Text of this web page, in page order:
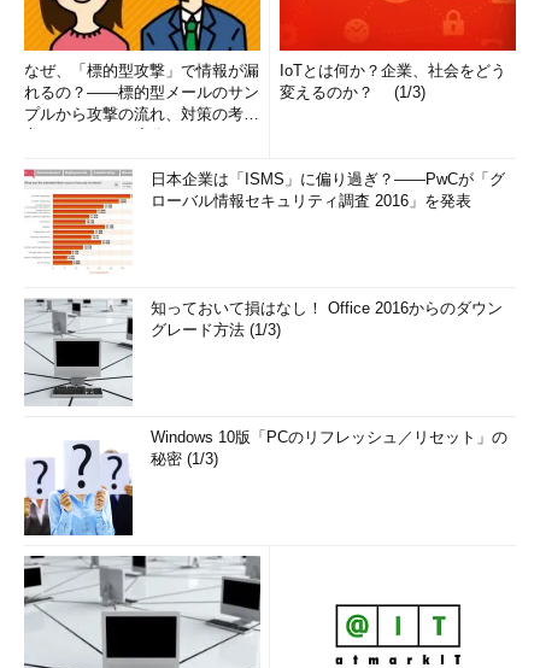
なぜ、「標的型攻撃」で情報が漏
れるの？――標的型メールのサン
プルから攻撃の流れ、対策の考え
IoTとは何か？企業、社会をどう
変えるのか？ (1/3)
日本企業は「ISMS」に偏り過ぎ？――PwCが「グ
ローバル情報セキュリティ調査 2016」を発表
知っておいて損はなし！ Office 2016からのダウン
グレード方法 (1/3)
Windows 10版「PCのリフレッシュ／リセット」の
秘密 (1/3)